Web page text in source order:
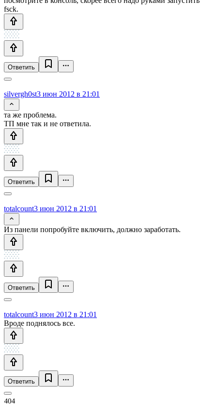
fsck.
Ответить
silvergh0st3 июн 2012 в 21:01
та же проблема.
ТП мне так и не ответила.
Ответить
totalcount3 июн 2012 в 21:01
Из панели попробуйте включить, должно заработать.
Ответить
totalcount3 июн 2012 в 21:01
Вроде поднялось все.
Ответить